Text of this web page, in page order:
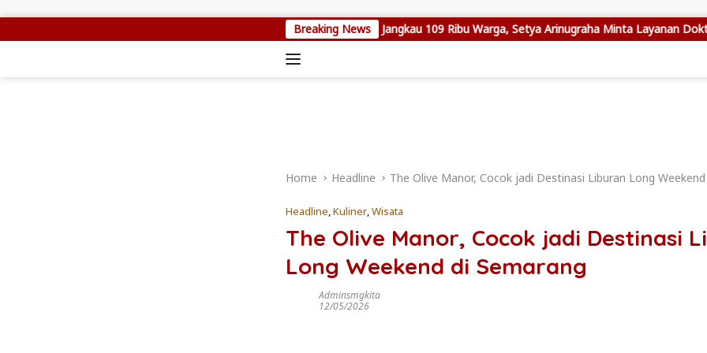
Breaking News
Jangkau 109 Ribu Warga, Setya Arinugraha Minta Layanan Dokter Spesialis
Home Headline The Olive Manor, Cocok jadi Destinasi Liburan Long
Headline,Kuliner,Wisata
The Olive Manor, Cocok jadi Destinasi
Long Weekend di Semarang
Adminsmgkita
12/05/2026